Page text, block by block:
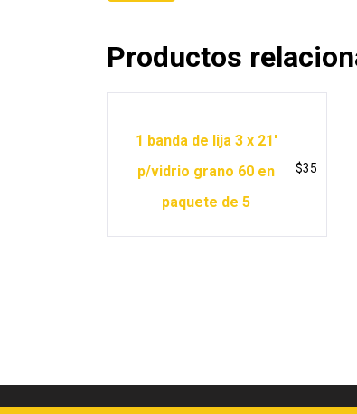
Productos
1 banda de lija 3 x 21′
p/vidrio grano 60 en
paquete de 5
$35